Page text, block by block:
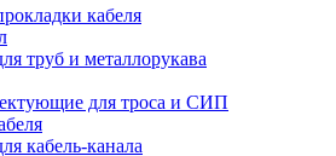
кабеля
труб и металлорукава
для троса и СИП
кабель-канала